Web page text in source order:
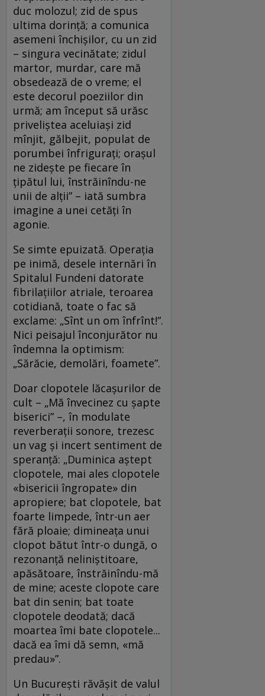
duc molozul; zid de spus
ultima dorință; a comunica
asemeni închișilor, cu un zid
– singura vecinătate; zidul
martor, murdar, care mă
obsedează de o vreme; el
este decorul poeziilor din
urmă; am început să urăsc
priveliștea aceluiași zid
mînjit, gălbejit, populat de
porumbei înfrigurați; orașul
ne zidește pe fiecare în
țipătul lui, înstrăinîndu-ne
unii de alții” – iată sumbra
imagine a unei cetăți în
agonie.
Se simte epuizată. Operația
pe inimă, desele internări în
Spitalul Fundeni datorate
fibrilațiilor atriale, teroarea
cotidiană, toate o fac să
exclame: „Sînt un om înfrînt!”.
Nici peisajul înconjurător nu
îndemna la optimism:
„Sărăcie, demolări, foamete”.
Doar clopotele lăcașurilor de
cult – „Mă învecinez cu șapte
biserici” –, în modulate
reverberații sonore, trezesc
un vag și incert sentiment de
speranță: „Duminica aștept
clopotele, mai ales clopotele
«bisericii îngropate» din
apropiere; bat clopotele, bat
foarte limpede, într-un aer
fără ploaie; dimineața unui
clopot bătut într-o dungă, o
rezonanță neliniștitoare,
apăsătoare, înstrăinîndu-mă
de mine; aceste clopote care
bat din senin; bat toate
clopotele deodată; dacă
moartea îmi bate clopotele...
dacă ea îmi dă semn, «mă
predau»”.
Un București răvășit de valul